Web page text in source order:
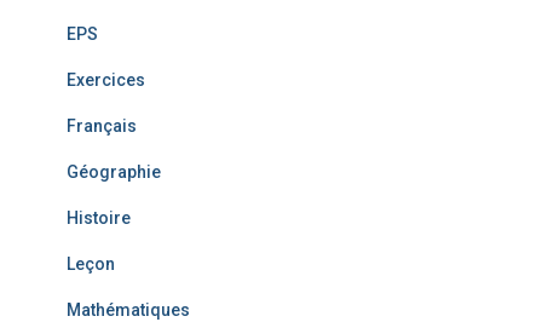
EPS
Exercices
Français
Géographie
Histoire
Leçon
Mathématiques